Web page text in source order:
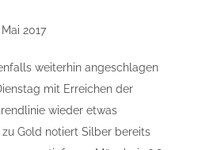
2017
weiterhin angeschlagen
mit Erreichen der
wieder etwas
Gold notiert Silber bereits